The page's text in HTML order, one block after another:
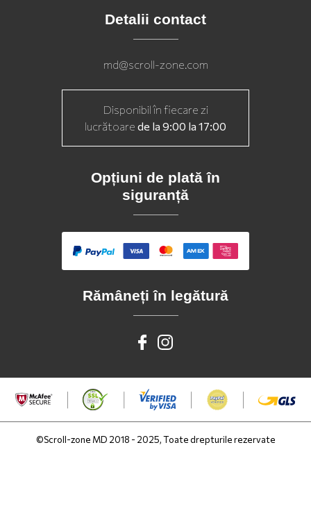
Detalii contact
md@scroll-zone.com
Disponibil în fiecare zi
lucrătoare de la 9:00 la 17:00
Opțiuni de plată în
siguranță
Rămâneți în legătură
©Scroll-zone MD 2018 - 2025, Toate drepturile rezervate